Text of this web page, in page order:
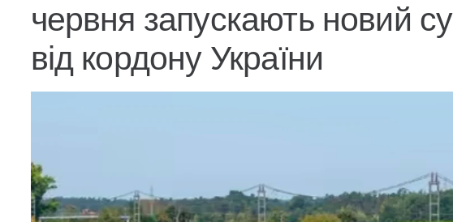
червня запускають новий
від кордону України